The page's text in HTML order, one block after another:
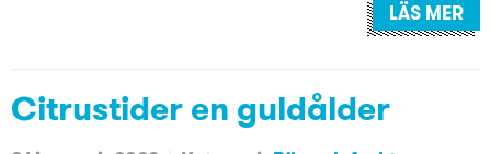
LÄS MER
Citrustider en guldålder